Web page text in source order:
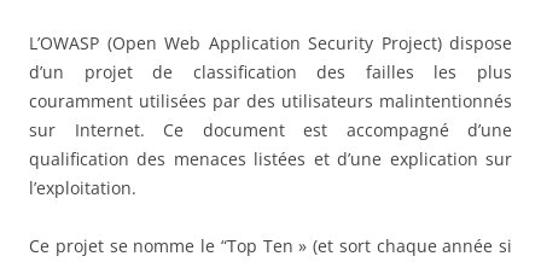
L’OWASP (Open Web Application Security Project) dispose
d’un projet de classification des failles les plus
couramment utilisées par des utilisateurs malintentionnés
sur Internet. Ce document est accompagné d’une
qualification des menaces listées et d’une explication sur
l’exploitation.
Ce projet se nomme le “Top Ten » (et sort chaque année si